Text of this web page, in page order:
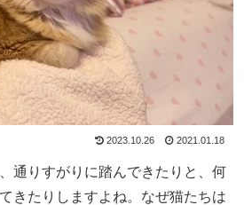
2023.10.26 2021.01.18
通りすがりに踏んできたりと、何
きたりしますよね。なぜ猫たちは